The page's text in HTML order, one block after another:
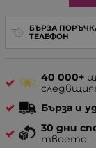
БЪРЗА
ТЕЛЕФОН
40 000+
Бърза и
30 дни
твоето